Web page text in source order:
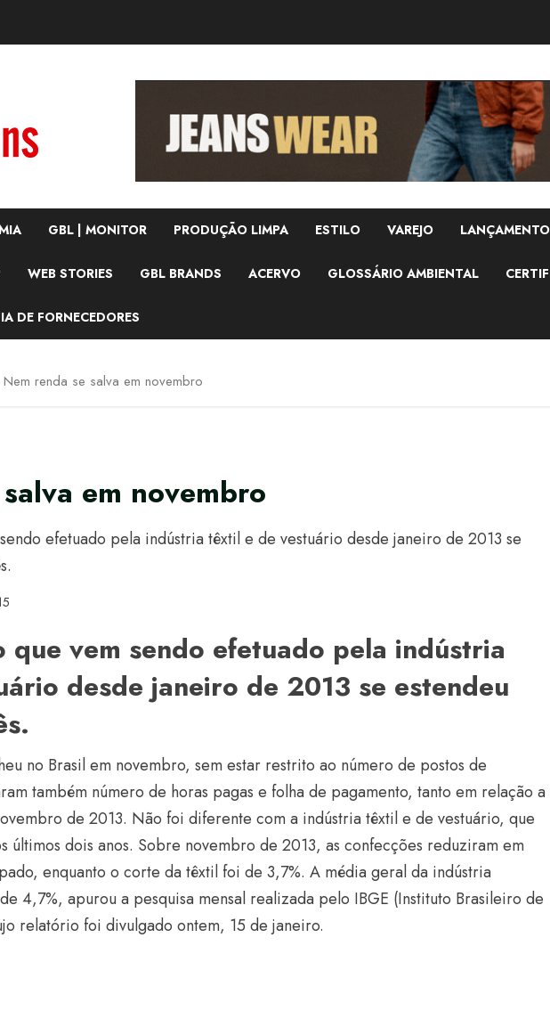
GBL | MONITOR PRODUÇÃO LIMPA ESTILO VAREJO
WEB STORIES GBL BRANDS ACERVO GLOSSÁRIO AMBIENTAL
DE FORNECEDORES
Nem renda se salva em novembro
em novembro
efetuado pela indústria têxtil e de vestuário desde janeiro de 2013 se
que vem sendo efetuado pela indústria
desde janeiro de 2013 se estendeu
no Brasil em novembro, sem estar restrito ao número de postos de
também número de horas pagas e folha de pagamento, tanto em relação a
de 2013. Não foi diferente com a indústria têxtil e de vestuário, que
últimos dois anos. Sobre novembro de 2013, as confecções reduziram em
enquanto o corte da têxtil foi de 3,7%. A média geral da indústria
4,7%, apurou a pesquisa mensal realizada pelo IBGE (Instituto Brasileiro de
relatório foi divulgado ontem, 15 de janeiro.